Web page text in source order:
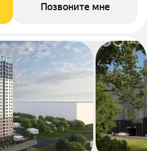
Позвоните мне